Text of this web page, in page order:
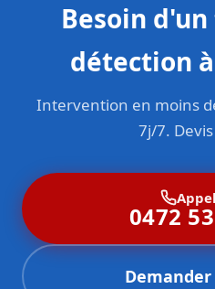
Besoin
détection
Intervention en moins
7j/7.
0472